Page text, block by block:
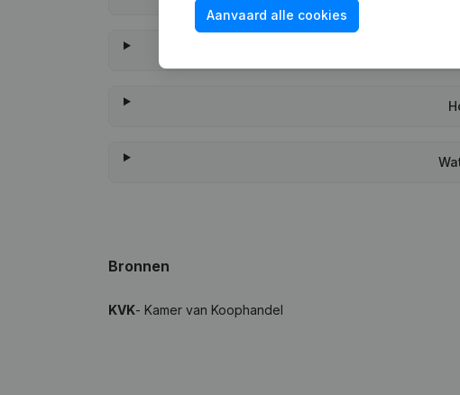
Bronnen
KVK- Kamer van Koophandel
Aanvaard alle cookies